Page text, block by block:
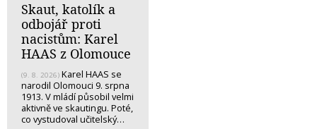
Skaut, katolík a
odbojář proti
nacistům: Karel
HAAS z Olomouce
(9. 8. 2026) Karel HAAS se
narodil Olomouci 9. srpna
1913. V mládí působil velmi
aktivně ve skautingu. Poté,
co vystudoval učitelský…